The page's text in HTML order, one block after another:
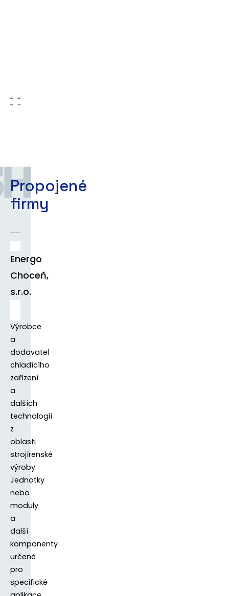
Propojené
firmy
Energo
Choceň,
s.r.o.
Výrobce
a
dodavatel
chladícího
zařízení
a
dalších
technologií
z
oblasti
strojírenské
výroby.
Jednotky
nebo
moduly
a
další
komponenty
určené
pro
specifické